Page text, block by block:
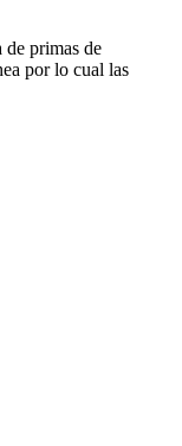
de primas de
por lo cual las